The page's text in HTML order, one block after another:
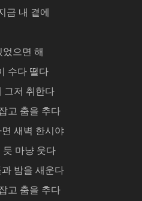
금 내 곁에
었으면 해
수다 떨다
그저 취한다
고 춤을 추다
새벽 한시야
듯 마냥 웃다
밤을 새운다
고 춤을 추다